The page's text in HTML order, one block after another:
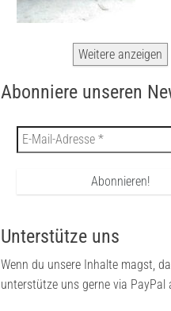
Weitere anzeigen
Abonniere unseren
Unterstütze uns
Wenn du unsere Inhalte magst,
unterstütze uns gerne via PayPal